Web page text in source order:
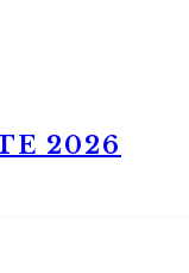
2026